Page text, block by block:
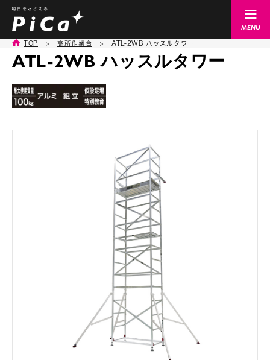
TOP > 高所作業台 > ATL-2WB ハッスルタワー
ATL-2WB ハッスルタワー